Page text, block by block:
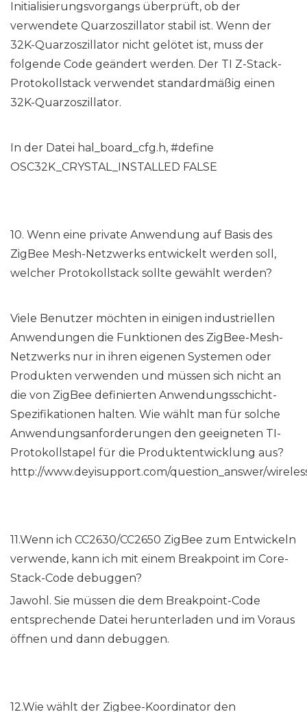
Initialisierungsvorgangs überprüft, ob der
verwendete Quarzoszillator stabil ist. Wenn der
32K-Quarzoszillator nicht gelötet ist, muss der
folgende Code geändert werden. Der TI Z-Stack-
Protokollstack verwendet standardmäßig einen
32K-Quarzoszillator.
In der Datei hal_board_cfg.h, #define
OSC32K_CRYSTAL_INSTALLED FALSE
10. Wenn eine private Anwendung auf Basis des
ZigBee Mesh-Netzwerks entwickelt werden soll,
welcher Protokollstack sollte gewählt werden?
Viele Benutzer möchten in einigen industriellen
Anwendungen die Funktionen des ZigBee-Mesh-
Netzwerks nur in ihren eigenen Systemen oder
Produkten verwenden und müssen sich nicht an
die von ZigBee definierten Anwendungsschicht-
Spezifikationen halten. Wie wählt man für solche
Anwendungsanforderungen den geeigneten TI-
Protokollstapel für die Produktentwicklung aus?
http://www.deyisupport.com/question_answer/
11.Wenn ich CC2630/CC2650 ZigBee zum Entwickeln
verwende, kann ich mit einem Breakpoint im Core-
Stack-Code debuggen?
Jawohl. Sie müssen die dem Breakpoint-Code
entsprechende Datei herunterladen und im Voraus
öffnen und dann debuggen.
12.Wie wählt der Zigbee-Koordinator den